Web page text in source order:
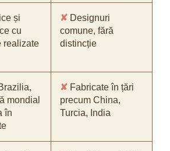
și
cu
realizate
✘ Designuri
comune, fără
distincție
mondial
în
✘ Fabricate în țări
precum China,
Turcia, India